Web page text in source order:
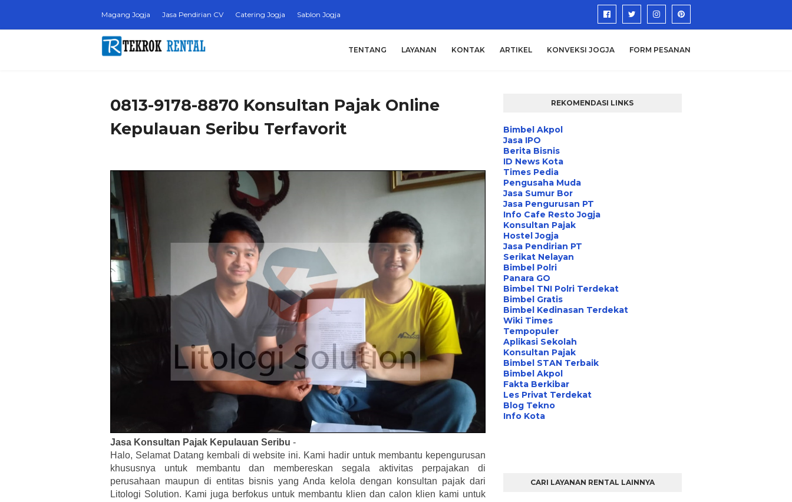
Magang Jogja Jasa Pendirian CV Catering Jogja Sablon Jogja
TENTANG LAYANAN KONTAK ARTIKEL KONVEKSI JOGJA FORM PESANAN
0813-9178-8870 Konsultan Pajak Online
Kepulauan Seribu Terfavorit
Jasa Konsultan Pajak Kepulauan Seribu -
Halo, Selamat Datang kembali di website ini. Kami hadir untuk membantu kepengurusan
khususnya untuk membantu dan membereskan segala aktivitas perpajakan di
perusahaan maupun di entitas bisnis yang Anda kelola dengan konsultan pajak dari
Litologi Solution. Kami juga berfokus untuk membantu klien dan calon klien kami untuk
REKOMENDASI LINKS
Bimbel Akpol
Jasa IPO
Berita Bisnis
ID News Kota
Times Pedia
Pengusaha Muda
Jasa Sumur Bor
Jasa Pengurusan PT
Info Cafe Resto Jogja
Konsultan Pajak
Hostel Jogja
Jasa Pendirian PT
Serikat Nelayan
Bimbel Polri
Panara GO
Bimbel TNI Polri Terdekat
Bimbel Gratis
Bimbel Kedinasan Terdekat
Wiki Times
Tempopuler
Aplikasi Sekolah
Konsultan Pajak
Bimbel STAN Terbaik
Bimbel Akpol
Fakta Berkibar
Les Privat Terdekat
Blog Tekno
Info Kota
CARI LAYANAN RENTAL LAINNYA